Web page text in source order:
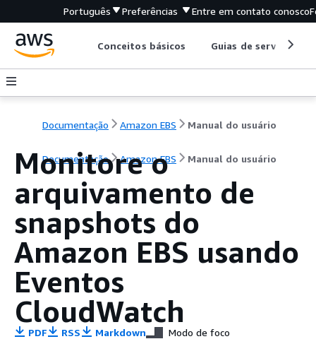
Português Preferências Entre em contato conosco
Conceitos básicos Guias de serviço
Documentação Amazon EBS Manual do usuário
Documentação Amazon EBS Manual do usuário
Monitore o
arquivamento de
snapshots do
Amazon EBS usando
Eventos
CloudWatch
PDF RSS Markdown Modo de foco